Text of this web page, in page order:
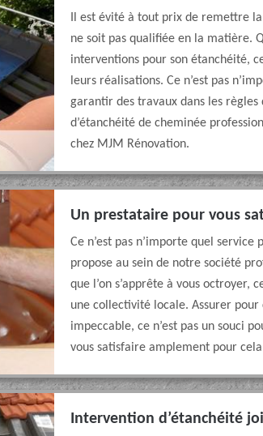
Il est évité à tout prix de remettre
ne soit pas qualifiée en la matière.
interventions pour son étanchéité,
leurs réalisations. Ce n’est pas
garantir des travaux dans les
d’étanchéité de cheminée
chez MJM Rénovation.
Un prestataire pour vous
Ce n’est pas n’importe quel
propose au sein de notre société
que l’on s’apprête à vous octroyer,
une collectivité locale. Assurer pour
impeccable, ce n’est pas un souci
vous satisfaire amplement pour
Intervention d’étanchéité